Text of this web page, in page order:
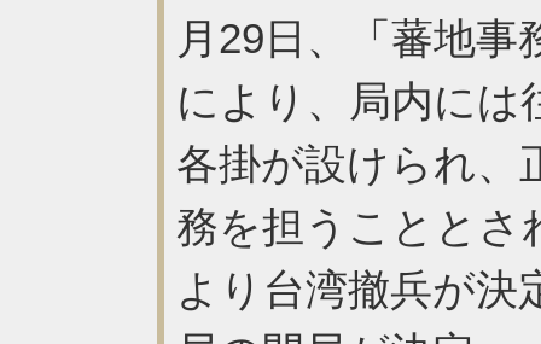
月29日、「蕃地
により、局内には
各掛が設けられ、
務を担うこととさ
より台湾撤兵が決